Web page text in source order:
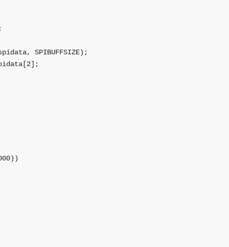
SPIBUFFSIZE);